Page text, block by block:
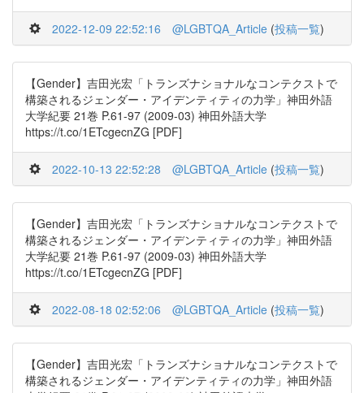
2022-12-09 22:52:16 @LGBTQA_Article (投稿一覧)
【Gender】吉田光宏「トランズナショナルなコンテクストで
構築されるジェンダー・アイデンティティの力学」神田外語
大学紀要 21巻 P.61-97 (2009-03) 神田外語大学
https://t.co/1ETcgecnZG [PDF]
2022-10-13 22:52:28 @LGBTQA_Article (投稿一覧)
【Gender】吉田光宏「トランズナショナルなコンテクストで
構築されるジェンダー・アイデンティティの力学」神田外語
大学紀要 21巻 P.61-97 (2009-03) 神田外語大学
https://t.co/1ETcgecnZG [PDF]
2022-08-18 02:52:06 @LGBTQA_Article (投稿一覧)
【Gender】吉田光宏「トランズナショナルなコンテクストで
構築されるジェンダー・アイデンティティの力学」神田外語